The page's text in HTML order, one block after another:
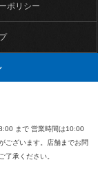
ポリシー
まで 営業時間は10:00
ございます。店舗までお問
了承ください。